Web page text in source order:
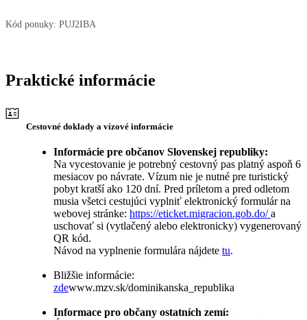
Kód ponuky: PUJ2IBA
Praktické informácie
Cestovné doklady a vízové informácie
Informácie pre občanov Slovenskej republiky:
Na vycestovanie je potrebný cestovný pas platný aspoň 6
mesiacov po návrate. Vízum nie je nutné pre turistický
pobyt kratší ako 120 dní. Pred príletom a pred odletom
musia všetci cestujúci vyplniť elektronický formulár na
webovej stránke: https://eticket.migracion.gob.do/a
uschovať si (vytlačený alebo elektronicky) vygenerovaný
QR kód.
Návod na vyplnenie formulára nájdete tu.
Bližšie informácie:
zdewww.mzv.sk/dominikanska_republika
Informace pro občany ostatních zemí: